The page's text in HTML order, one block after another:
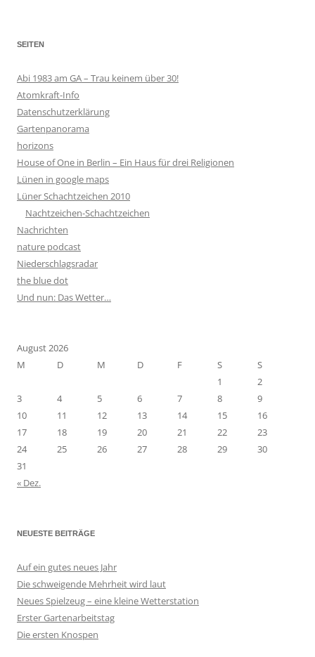
SEITEN
Abi 1983 am GA – Trau keinem über 30!
Atomkraft-Info
Datenschutzerklärung
Gartenpanorama
horizons
House of One in Berlin – Ein Haus für drei Religionen
Lünen in google maps
Lüner Schachtzeichen 2010
Nachtzeichen-Schachtzeichen
Nachrichten
nature podcast
Niederschlagsradar
the blue dot
Und nun: Das Wetter…
August 2026
M
D M D F S
S
1
2
3
4 5 6 7 8
9
10
11 12 13 14 15
16
17
18 19 20 21 22
23
24
25 26 27 28 29
30
31
« Dez.
NEUESTE BEITRÄGE
Auf ein gutes neues Jahr
Die schweigende Mehrheit wird laut
Neues Spielzeug – eine kleine Wetterstation
Erster Gartenarbeitstag
Die ersten Knospen